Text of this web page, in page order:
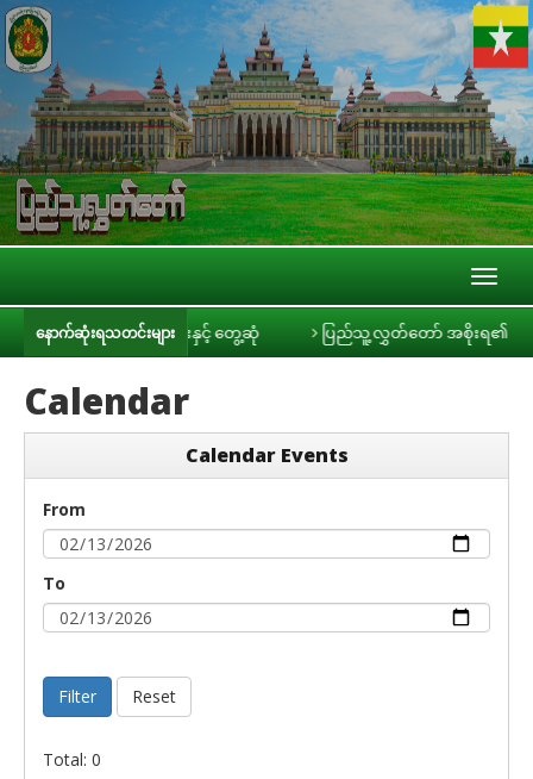
နောက်ဆုံးရသတင်းများ
ရီ သတင်းမီဒီယာများနှင့် တွေ့ဆုံ ပြည်သူ့လွှတ်တော် အစိုးရ၏ အာမခံချက်
Calendar
Calendar Events
From
To
Filter Reset
Total: 0